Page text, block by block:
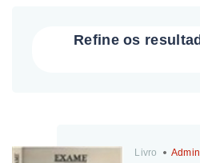
Refine os
Livro